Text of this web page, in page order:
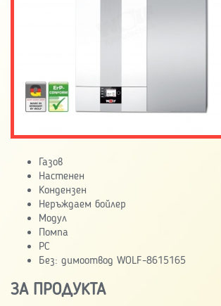
Газов
Настенен
Кондензен
Неръждаем бойлер
Модул
Помпа
РС
Без: димоотвод WOLF-8615165
ЗА ПРОДУКТА